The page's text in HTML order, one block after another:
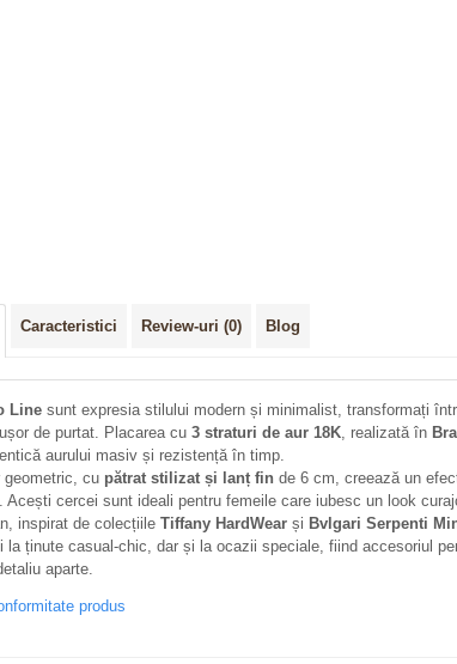
Caracteristici Review-uri (0) Blog
Line sunt expresia stilului modern și minimalist, transformați
de purtat. Placarea cu 3 straturi de aur 18K, realizată în
aurului masiv și rezistență în timp.
geometric, cu pătrat stilizat și lanț fin de 6 cm, creează un
Acești cercei sunt ideali pentru femeile care iubesc un look
inspirat de colecțiile Tiffany HardWear și Bvlgari Serpenti
la ținute casual-chic, dar și la ocazii speciale, fiind accesoriul
aparte.
produs